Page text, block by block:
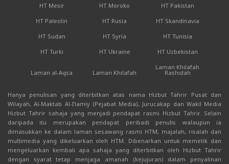
HT Mesir
HT Moroko
HT Pakistan
HT Palestin
HT Rusia
HT Skandinavia
HT Sudan
HT Syria
HT Tunisia
HT Turki
HT Ukraine HT Uzbekistan
Laman al-Aqsa Laman Khilafah
Laman Khilafah
Rashidah
Hanya penulisan yang diterbitkan atas nama Hizbut Tahrir Pusat dan
Wilayah, Al-Maktab Al-I'lamiy (Pejabat Media), Jurucakap dan Wakil Media
Hizbut Tahrir sahaja yang menjadi pendapat rasmi Hizbut Tahrir. Selain
daripada itu merupakan pendapat peribadi penulis walaupun ia
dimasukkan ke dalam laman sesawang rasmi HTM, majalah, risalah dan
multimedia yang dikeluarkan oleh HTM. Dibenarkan untuk memetik dan
mengeluarkan kembali apa sahaja yang diterbitkan oleh Hizbut Tahrir
dengan syarat tetap menjaga amanah (kejujuran) dalam penyalinan